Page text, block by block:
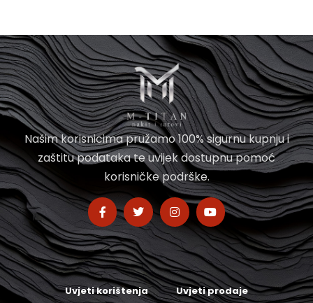
Našim korisnicima pružamo 100% sigurnu kupnju i
zaštitu podataka te uvijek dostupnu pomoć
korisničke podrške.
Uvjeti korištenja Uvjeti prodaje